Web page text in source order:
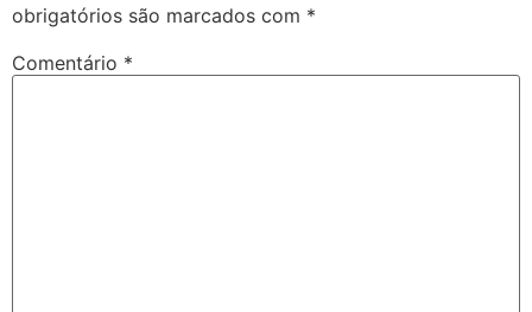
obrigatórios são marcados com *
Comentário *